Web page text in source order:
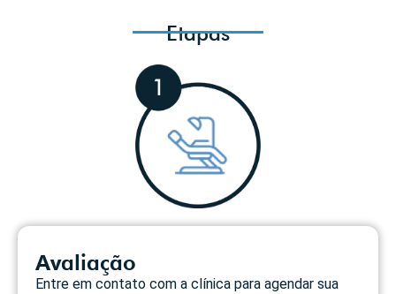
Etapas
Avaliação
Entre em contato com a clínica para agendar sua